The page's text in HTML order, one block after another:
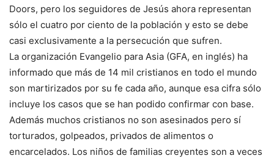
Doors, pero los seguidores de Jesús ahora representan
sólo el cuatro por ciento de la población y esto se debe
casi exclusivamente a la persecución que sufren.
La organización Evangelio para Asia (GFA, en inglés) ha
informado que más de 14 mil cristianos en todo el mundo
son martirizados por su fe cada año, aunque esa cifra sólo
incluye los casos que se han podido confirmar con base.
Además muchos cristianos no son asesinados pero sí
torturados, golpeados, privados de alimentos o
encarcelados. Los niños de familias creyentes son a veces